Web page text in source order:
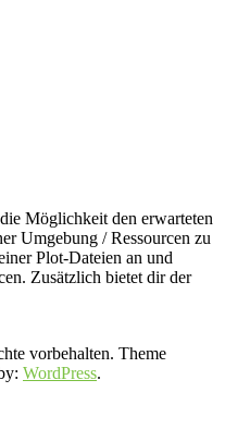
Möglichkeit den erwarteten
Umgebung / Ressourcen zu
Plot-Dateien an und
Zusätzlich bietet dir der
vorbehalten. Theme
WordPress.